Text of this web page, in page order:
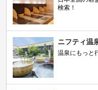
検索！
ニフティ温
温泉にもっと